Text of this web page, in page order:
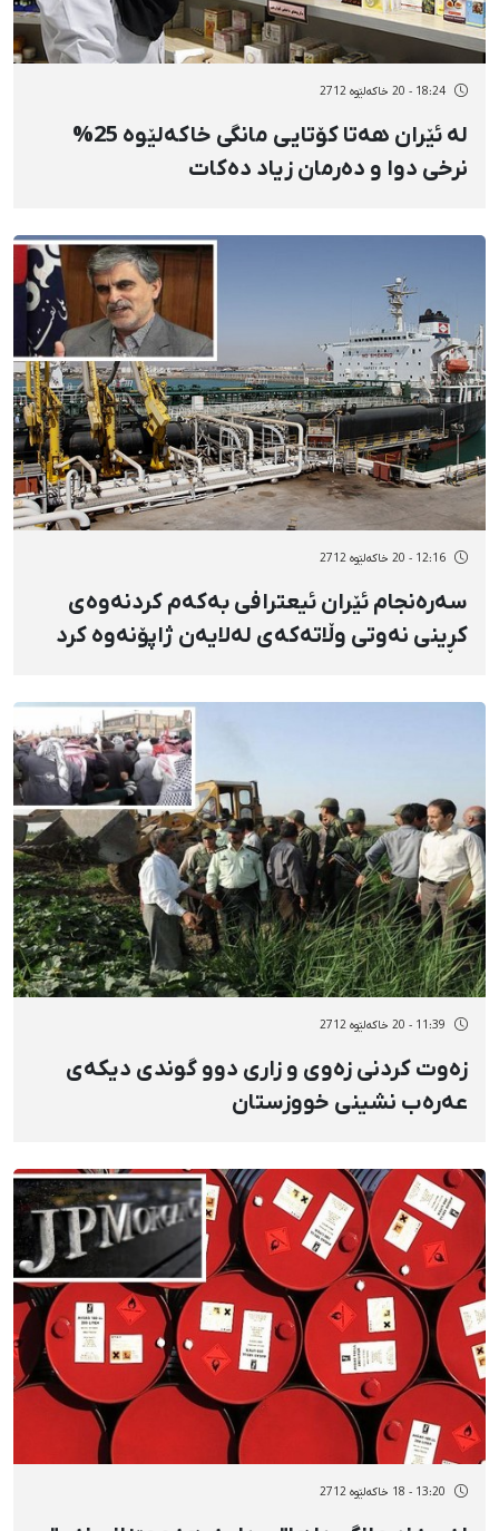
18:24 - 20 خاکەلێوه 2712
لە ئێران هەتا كۆتایی مانگی خاكەلێوە 25%
نرخی دوا و دەرمان زیاد دەكات
12:16 - 20 خاکەلێوه 2712
سەرەنجام ئێران ئیعترافی بەكەم كردنەوەی
كڕینی نەوتی وڵاتەكەی لەلایەن ژاپۆنەوە كرد
11:39 - 20 خاکەلێوه 2712
زەوت كردنی زەوی و زاری دوو گوندی دیكەی
عەرەب نشینی خووزستان
13:20 - 18 خاکەلێوه 2712